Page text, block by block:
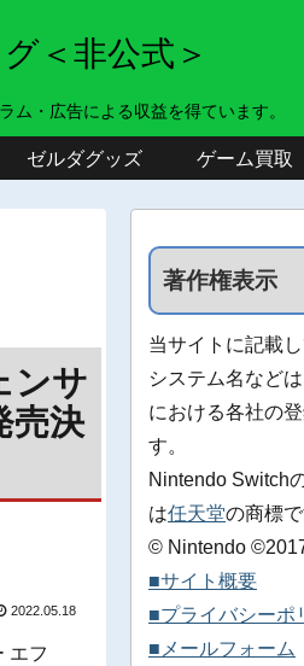
＜非公式＞
・広告による収益を得ています。
ゼルダグッズ ゲーム買取
ンサ
売決
2022.05.18
エフ
著作権表示
当サイトに記載
システム名など
における各社の
す。
Nintendo Switch
は任天堂の商標で
© Nintendo
■サイト概要
■プライバシーポ
■メールフォーム